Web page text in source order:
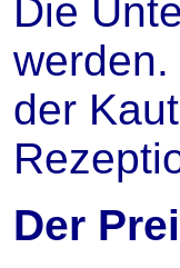
Die
der
Der